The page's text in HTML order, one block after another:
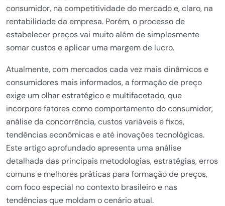
consumidor, na competitividade do mercado e, claro, na
rentabilidade da empresa. Porém, o processo de
estabelecer preços vai muito além de simplesmente
somar custos e aplicar uma margem de lucro.
Atualmente, com mercados cada vez mais dinâmicos e
consumidores mais informados, a formação de preço
exige um olhar estratégico e multifacetado, que
incorpore fatores como comportamento do consumidor,
análise da concorrência, custos variáveis e fixos,
tendências econômicas e até inovações tecnológicas.
Este artigo aprofundado apresenta uma análise
detalhada das principais metodologias, estratégias, erros
comuns e melhores práticas para formação de preços,
com foco especial no contexto brasileiro e nas
tendências que moldam o cenário atual.